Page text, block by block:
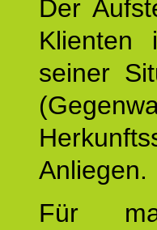
Der
Klienten
seiner
Anliegen.
Für